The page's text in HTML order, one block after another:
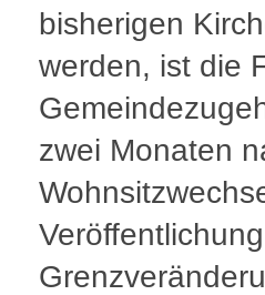
bisherigen
werden, ist die
zwei Monaten